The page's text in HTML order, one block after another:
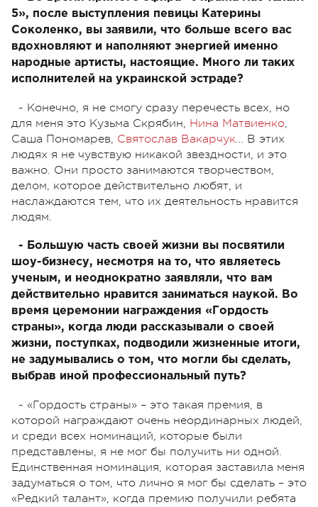
5», после выступления певицы Катерины
Соколенко, вы заявили, что больше всего вас
вдохновляют и наполняют энергией именно
народные артисты, настоящие. Много ли таких
исполнителей на украинской эстраде?
- Конечно, я не смогу сразу перечесть всех, но
для меня это Кузьма Скрябин, Нина Матвиенко,
Саша Пономарев, Святослав Вакарчук… В этих
людях я не чувствую никакой звездности, и это
важно. Они просто занимаются творчеством,
делом, которое действительно любят, и
наслаждаются тем, что их деятельность нравится
людям.
- Большую часть своей жизни вы посвятили
шоу-бизнесу, несмотря на то, что являетесь
ученым, и неоднократно заявляли, что вам
действительно нравится заниматься наукой. Во
время церемонии награждения «Гордость
страны», когда люди рассказывали о своей
жизни, поступках, подводили жизненные итоги,
не задумывались о том, что могли бы сделать,
выбрав иной профессиональный путь?
- «Гордость страны» – это такая премия, в
которой награждают очень неординарных людей,
и среди всех номинаций, которые были
представлены, я не мог бы получить ни одной.
Единственная номинация, которая заставила меня
задуматься о том, что лично я мог бы сделать – это
«Редкий талант», когда премию получили ребята